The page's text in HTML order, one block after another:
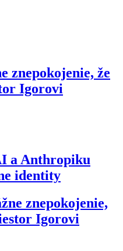
znepokojenie, že
Igorovi
a Anthropiku
identity
znepokojenie,
Igorovi